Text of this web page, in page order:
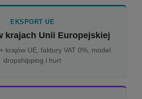
EKSPORT UE
krajach Unii Europejskiej
krajów UE, faktury VAT 0%, model
dropshipping i hurt